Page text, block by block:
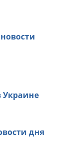
Украине
дня